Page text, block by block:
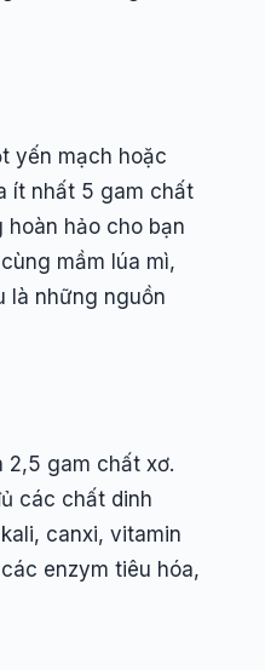
yến mạch hoặc
ít nhất 5 gam chất
hảo cho bạn
mầm lúa mì,
là những nguồn
2,5 gam chất xơ.
các chất dinh
canxi, vitamin
enzym tiêu hóa,